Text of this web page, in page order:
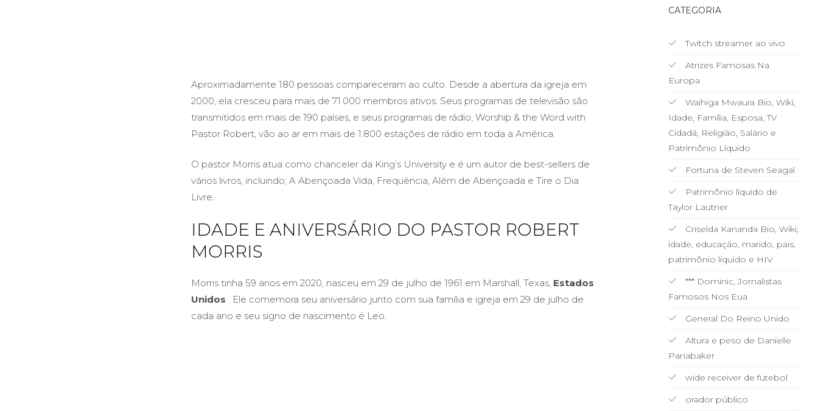
Aproximadamente 180 pessoas compareceram ao culto. Desde a abertura da igreja em
2000, ela cresceu para mais de 71.000 membros ativos. Seus programas de televisão são
transmitidos em mais de 190 países, e seus programas de rádio, Worship & the Word with
Pastor Robert, vão ao ar em mais de 1.800 estações de rádio em toda a América.
O pastor Morris atua como chanceler da King’s University e é um autor de best-sellers de
vários livros, incluindo; A Abençoada Vida, Frequência, Além de Abençoada e Tire o Dia
Livre.
IDADE E ANIVERSÁRIO DO PASTOR ROBERT
MORRIS
Morris tinha 59 anos em 2020, nasceu em 29 de julho de 1961 em Marshall, Texas, Estados
Unidos . Ele comemora seu aniversário junto com sua família e igreja em 29 de julho de
cada ano e seu signo de nascimento é Leo.
CATEGORIA
Twitch streamer ao vivo
Atrizes Famosas Na
Europa
Waihiga Mwaura Bio, Wiki,
Idade, Família, Esposa, TV
Cidadã, Religião, Salário e
Patrimônio Líquido
Fortuna de Steven Seagal
Patrimônio líquido de
Taylor Lautner
Criselda Kananda Bio, Wiki,
idade, educação, marido, pais,
patrimônio líquido e HIV
*** Dominic, Jornalistas
Famosos Nos Eua
General Do Reino Unido
Altura e peso de Danielle
Panabaker
wide receiver de futebol
orador público